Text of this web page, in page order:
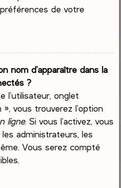
de votre
nom d’apparaître dans la
?
l’utilisateur, onglet
vous trouverez l’option
ligne. Si vous l’activez, vous
administrateurs, les
Vous serez compté